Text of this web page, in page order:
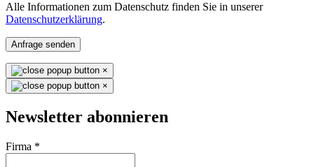
Alle Informationen zum Datenschutz finden Sie in unserer
Datenschutzerklärung.
Anfrage senden
×
×
Newsletter abonnieren
Firma *